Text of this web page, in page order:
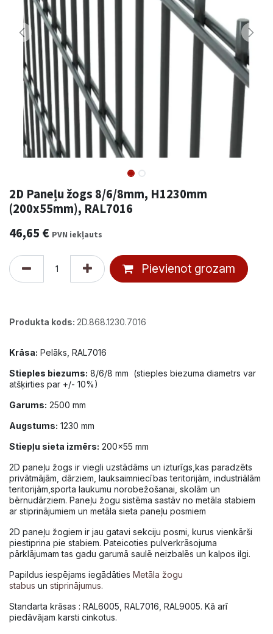
2D Paneļu žogs 8/6/8mm, H1230mm
(200x55mm), RAL7016
46,65 € PVN iekļauts
Pievienot grozam
Produkta kods: 2D.868.1230.7016
Krāsa: Pelāks, RAL7016
Stieples biezums: 8/6/8 mm (stieples biezuma diametrs var
atšķirties par +/- 10%)
Garums: 2500 mm
Augstums: 1230 mm
Stiepļu sieta izmērs: 200x55 mm
2D paneļu žogs ir viegli uzstādāms un izturīgs,kas paradzēts
privātmājām, dārziem, lauksaimniecības teritorijām, industriālām
teritorijām,sporta laukumu norobežošanai, skolām un
bērnudārziem. Paneļu žogu sistēma sastāv no metāla stabiem
ar stiprinājumiem un metāla sieta paneļu posmiem
2D paneļu žogiem ir jau gatavi sekciju posmi, kurus vienkārši
piestiprina pie stabiem. Pateicoties pulverkrāsojuma
pārklājumam tas gadu garumā saulē neizbalēs un kalpos ilgi.
Papildus iespējams iegādāties Metāla žogu
stabus un stiprinājumus.
Standarta krāsas : RAL6005, RAL7016, RAL9005. Kā arī
piedāvājam karsti cinkotus.